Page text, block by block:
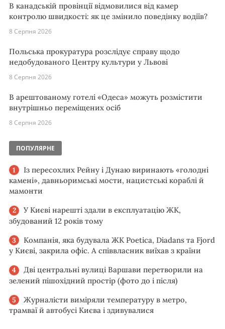
В канадській провінції відмовилися від камер
контролю швидкості: як це змінило поведінку водіїв?
8 Серпня 2026
Польська прокуратура розслідує справу щодо
недобудованого Центру культури у Львові
8 Серпня 2026
В арештованому готелі «Одеса» можуть розмістити
внутрішньо переміщених осіб
8 Серпня 2026
ПОПУЛЯРНЕ
Із пересохлих Рейну і Дунаю виринають «голодні
камені», давньоримські мости, нацистські кораблі й
мамонти
У Києві нарешті здали в експлуатацію ЖК,
збудований 12 років тому
Компанія, яка будувала ЖК Poetica, Diadans та Fjord
у Києві, закрила офіс. А співвласник виїхав з країни
Дві центральні вулиці Варшави перетворили на
зелений пішохідний простір (фото до і після)
Журналісти виміряли температуру в метро,
трамваї й автобусі Києва і здивувалися